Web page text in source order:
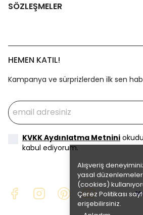
Alışveriş
yasal
(cookies)
Çerez Politikası
erişebilirsiniz.
SÖZLEŞMELER
HEMEN KATIL!
Kampanya ve sürprizlerden ilk sen
KVKK Aydınlatma Metnini
kabul ediyorum.